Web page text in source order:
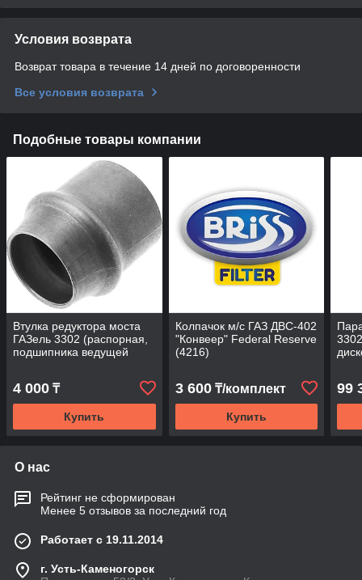
Условия возврата
Возврат товара в течение 14 дней по договоренности
Все условия возврата
Подобные товары компании
Втулка редуктора моста
ГАЗель 3302 (распорная,
подшипника ведущей
4 000 ₸
Купить
Колпачок м/с ГАЗ ДВС-402
"Конвеер" Federal Reserve
(4216)
3 600₸/комплект
Купить
99
О нас
Рейтинг не сформирован
Менее 5 отзывов за последний год
Работает с 19.11.2014
г. Усть-Каменогорск